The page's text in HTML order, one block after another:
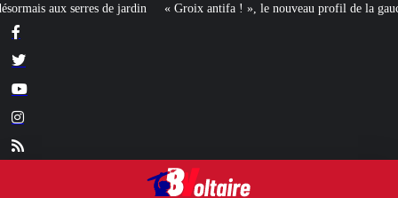
antifa ! », le nouveau profil de la gauche révolutionnaire ? [MIEUX